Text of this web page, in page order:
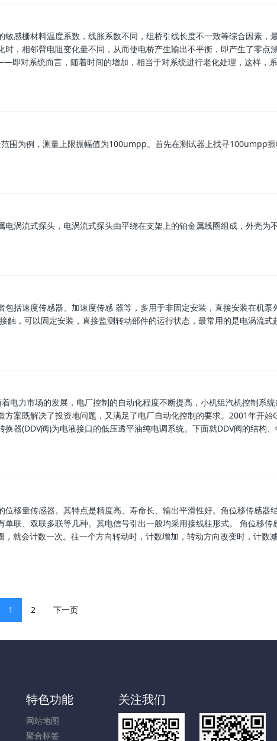
感栅材料温度系数，线胀系数不同，组桥引线长度不一致等综合因素，
，相邻臂电阻变化量不同，从而使电桥产生输出不平衡，即产生了零点
即对系统而言，随着时间的增加，相当于对系统进行老化处理，这样，
围为例，测量上限振幅值为100umpp。首先在测试器上找寻100umpp
涡流式探头，电涡流式探头由平绕在支架上的铂金属线圈组成，外壳为
括速度传感器、加速度传感 器等，多用于非固定安装，直接安装在机泵
，可以固定安装，直接监测转动部件的运行状态，最常用的是电涡流式
电力市场的发展，电厂控制的自动化程度不断提高，小机组汽机控制系统
案既解决了投资地问题，又满足了电厂自动化控制的要求。2001年开始
器(DDV阀)为电液接口的低压透平油纯电调系统。下面就DDV阀的结构
移量传感器。其特点是精度高、寿命长、输出平滑性好。角位移传感器
联、双联多联等几种。其电信号引出一般均采用接线柱形式。 角位移传
就会计数一次。往一个方向转动时，计数增加，转动方向改变时，计数
1 2 下一页
特色功能
网站地图
聚合标签
关注我们